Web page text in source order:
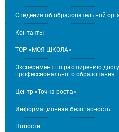
Сведения об образовательной
Контакты
ТОР «МОЯ ШКОЛА»
Эксперимент по расширению
профессионального образования
Центр «Точка роста»
Информационная безопасность
Новости